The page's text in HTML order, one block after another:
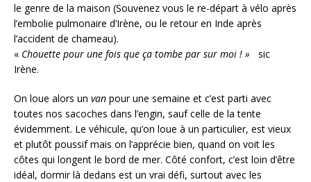
le genre de la maison (Souvenez vous le re-départ à vélo après
l’embolie pulmonaire d’Irène, ou le retour en Inde après
l’accident de chameau).
« Chouette pour une fois que ça tombe par sur moi ! » sic
Irène.
On loue alors un van pour une semaine et c’est parti avec
toutes nos sacoches dans l’engin, sauf celle de la tente
évidemment. Le véhicule, qu’on loue à un particulier, est vieux
et plutôt poussif mais on l’apprécie bien, quand on voit les
côtes qui longent le bord de mer. Côté confort, c’est loin d’être
idéal, dormir là dedans est un vrai défi, surtout avec les